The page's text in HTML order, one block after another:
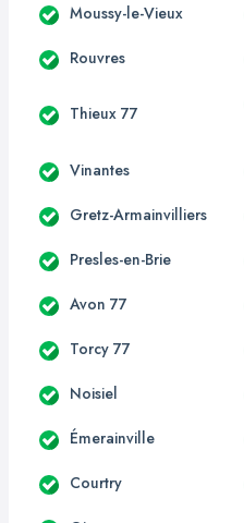
Moussy-le-Vieux
Rouvres
Thieux 77
Vinantes
Gretz-Armainvilliers
Presles-en-Brie
Avon 77
Torcy 77
Noisiel
Émerainville
Courtry